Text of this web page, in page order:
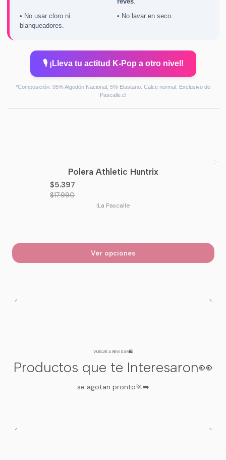
• No usar cloro ni
blanqueadores.
• No lavar en seco.
🎙️ ¡Lleva tu actitud K-Pop a otro nivel!
*Composición: 95% Algodón Nacional, 5% Elastano. Calce normal. Exclusivo de
Pascalle.cl
Polera Athletic Huntrix
$5.397
$17.990
|La Pascalle
Ver opciones
VUELVE A REVISAR🛍️
Productos que te Interesaron👀
se agotan pronto🏃‍➡️